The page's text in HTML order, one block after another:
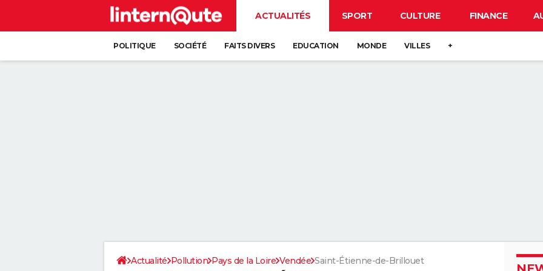
ACTUALITÉS SPORT CULTURE FINANCE
POLITIQUE SOCIÉTÉ FAITS DIVERS EDUCATION MONDE VILLES +
Actualité Pollution Pays de la Loire Vendée Saint-Étienne-de-Brillouet